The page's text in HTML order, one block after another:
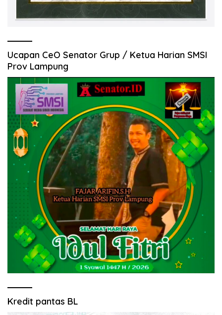
Ucapan CeO Senator Grup / Ketua Harian SMSI
Prov Lampung
Kredit pantas BL